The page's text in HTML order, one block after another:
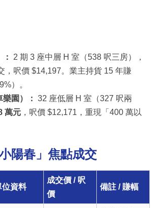
2 期 3 座中層 H 室（538 呎三房），
，呎價 $14,197。業主持貨 15 年賺
）。
園）： 32 座低層 H 室（327 呎兩
萬元 ，呎價 $12,171，重現「400 萬以
陽春」焦點成交
位資料
成交價 / 呎
價
備註 / 賺幅